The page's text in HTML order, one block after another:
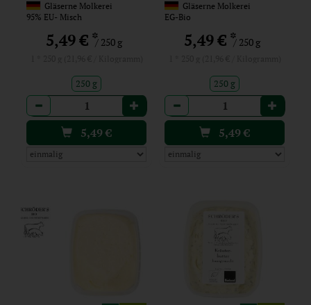
Gläserne Molkerei
95% EU- Misch
5,49 €*/ 250 g
250 g
Anzahl
5,49€
Gläserne Molkerei
EG-Bio
5,49 €*/ 250 g
250 g
Anzahl
5,49€